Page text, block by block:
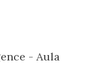
- Aula